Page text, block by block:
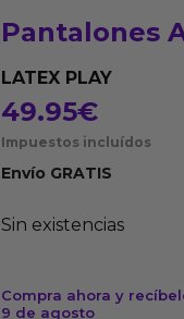
Pantalones
LATEX PLAY
49.95€
Impuestos incluídos
Envío GRATIS
Sin existencias
Compra ahora y
9 de agosto